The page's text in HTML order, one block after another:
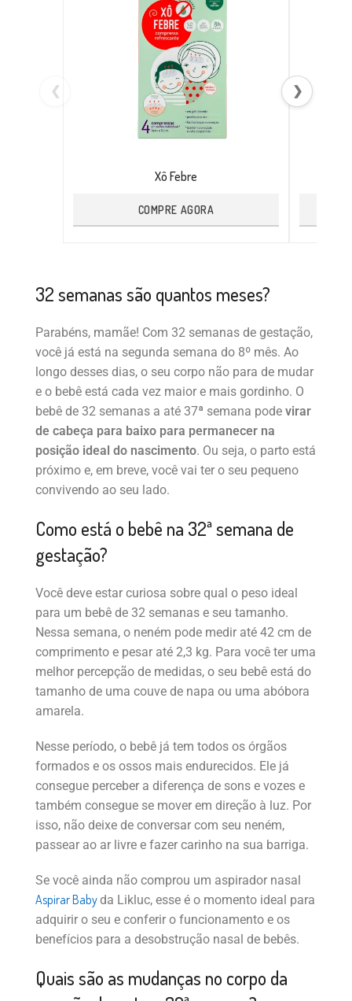
❮
Xô Febre
COMPRE AGORA
❯
32 semanas são quantos meses?
Parabéns, mamãe! Com 32 semanas de gestação,
você já está na segunda semana do 8º mês. Ao
longo desses dias, o seu corpo não para de mudar
e o bebê está cada vez maior e mais gordinho. O
bebê de 32 semanas a até 37ª semana pode virar
de cabeça para baixo para permanecer na
posição ideal do nascimento. Ou seja, o parto está
próximo e, em breve, você vai ter o seu pequeno
convivendo ao seu lado.
Como está o bebê na 32ª semana de
gestação?
Você deve estar curiosa sobre qual o peso ideal
para um bebê de 32 semanas e seu tamanho.
Nessa semana, o neném pode medir até 42 cm de
comprimento e pesar até 2,3 kg. Para você ter uma
melhor percepção de medidas, o seu bebê está do
tamanho de uma couve de napa ou uma abóbora
amarela.
Nesse período, o bebê já tem todos os órgãos
formados e os ossos mais endurecidos. Ele já
consegue perceber a diferença de sons e vozes e
também consegue se mover em direção à luz. Por
isso, não deixe de conversar com seu neném,
passear ao ar livre e fazer carinho na sua barriga.
Se você ainda não comprou um aspirador nasal
Aspirar Babyda Likluc, esse é o momento ideal para
adquirir o seu e conferir o funcionamento e os
benefícios para a desobstrução nasal de bebês.
Quais são as mudanças no corpo da